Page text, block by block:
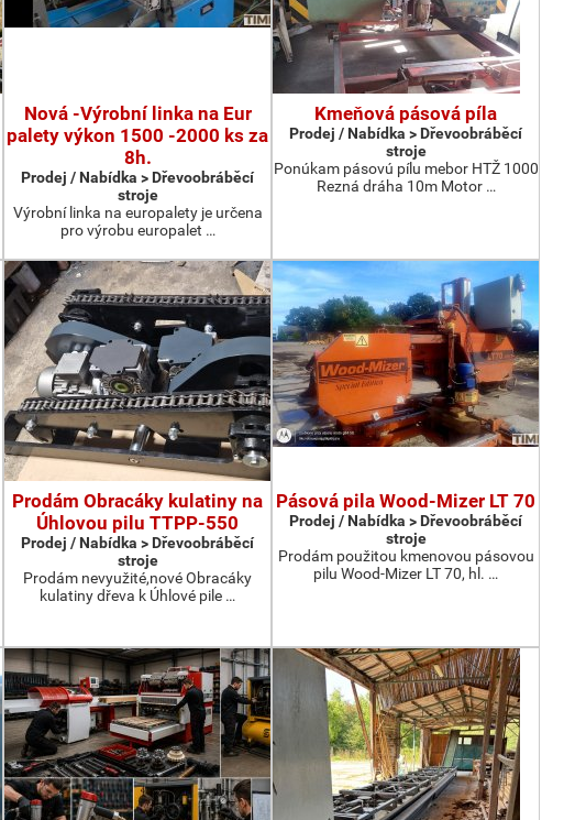
Nová -Výrobní linka na Eur
palety výkon 1500 -2000 ks za
8h.
Prodej / Nabídka > Dřevoobráběcí
stroje
Výrobní linka na europalety je určena
pro výrobu europalet …
Kmeňová pásová píla
Prodej / Nabídka > Dřevoobráběcí
stroje
Ponúkam pásovú pílu mebor HTŽ 1000
Rezná dráha 10m Motor …
Prodám Obracáky kulatiny na
Úhlovou pilu TTPP-550
Prodej / Nabídka > Dřevoobráběcí
stroje
Prodám nevyužité,nové Obracáky
kulatiny dřeva k Úhlové pile …
Pásová pila Wood-Mizer LT 70
Prodej / Nabídka > Dřevoobráběcí
stroje
Prodám použitou kmenovou pásovou
pilu Wood-Mizer LT 70, hl. …